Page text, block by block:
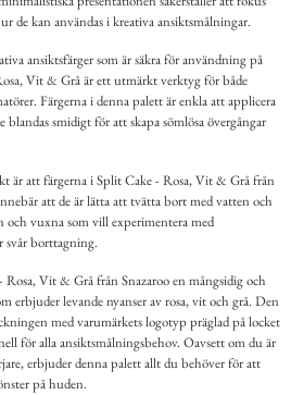
de kan användas i kreativa ansiktsmålningar.
ansiktsfärger som är säkra för användning på
Vit & Grå är ett utmärkt verktyg för både
Färgerna i denna palett är enkla att applicera
blandas smidigt för att skapa sömlösa övergångar
är att färgerna i Split Cake - Rosa, Vit & Grå från
att de är lätta att tvätta bort med vatten och
vuxna som vill experimentera med
svår borttagning.
Vit & Grå från Snazaroo en mångsidig och
erbjuder levande nyanser av rosa, vit och grå. Den
med varumärkets logotyp präglad på locket
för alla ansiktsmålningsbehov. Oavsett om du är
erbjuder denna palett allt du behöver för att
på huden.